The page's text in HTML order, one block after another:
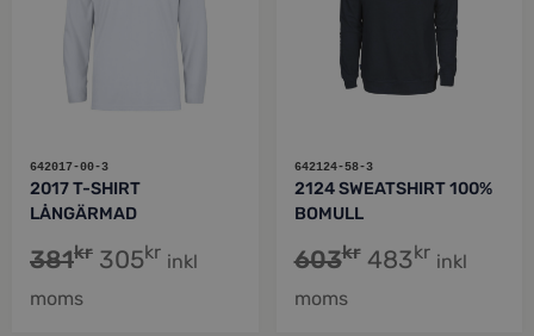
642017-00-3
2017 T-SHIRT
LÅNGÄRMAD
381kr 305kr inkl
moms
642124-58-3
2124 SWEATSHIRT 100%
BOMULL
603kr 483kr inkl
moms